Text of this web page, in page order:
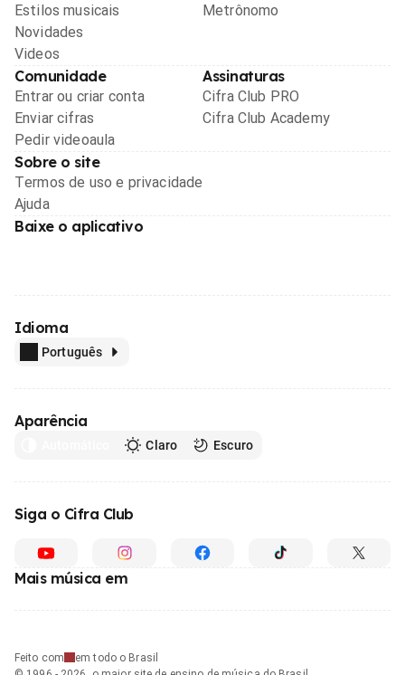
Estilos musicais
Novidades
Videos
Metrônomo
Comunidade
Entrar ou criar conta
Enviar cifras
Pedir videoaula
Assinaturas
Cifra Club PRO
Cifra Club Academy
Sobre o site
Termos de uso e privacidade
Ajuda
Baixe o aplicativo
Idioma
Português
Aparência
Claro Escuro
Siga o Cifra Club
Mais música em
Feito com
em todo o Brasil